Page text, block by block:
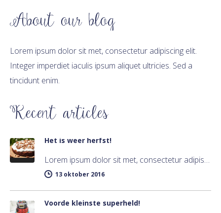
About our blog
Lorem ipsum dolor sit met, consectetur adipiscing elit.
Integer imperdiet iaculis ipsum aliquet ultricies. Sed a
tincidunt enim.
Recent articles
Het is weer herfst!
Lorem ipsum dolor sit met, consectetur adipiscing elit. Integer imperdiet iaculis ipsum aliquet ultricies. Sed a tincidunt enim. Mecenas ultraces…
13 oktober 2016
Voorde kleinste superheld!